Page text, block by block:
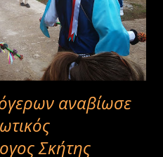
αναβίωσε
Σκήτης